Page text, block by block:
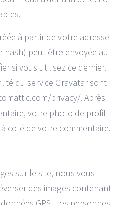
à partir de votre adresse
hash) peut être envoyée au
si vous utilisez ce dernier.
du service Gravatar sont
privacy/. Après
votre photo de profil
coté de votre commentaire.
sur le site, nous vous
des images contenant